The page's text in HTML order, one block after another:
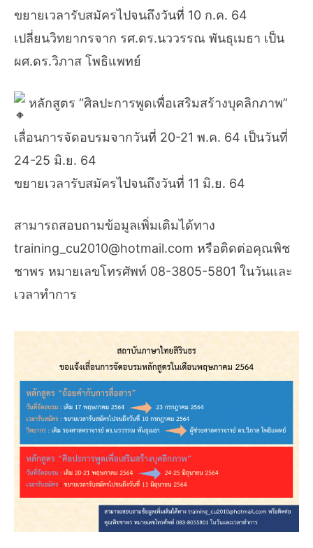
ขยายเวลารับสมัครไปจนถึงวันที่ 10 ก.ค. 64
เปลี่ยนวิทยากรจาก รศ.ดร.นววรรณ พันธุเมธา เป็น
ผศ.ดร.วิภาส โพธิแพทย์
หลักสูตร “ศิลปะการพูดเพื่อเสริมสร้างบุคลิกภาพ”
เลื่อนการจัดอบรมจากวันที่ 20-21 พ.ค. 64 เป็นวันที่
24-25 มิ.ย. 64
ขยายเวลารับสมัครไปจนถึงวันที่ 11 มิ.ย. 64
สามารถสอบถามข้อมูลเพิ่มเติมได้ทาง
training_cu2010@hotmail.com หรือติดต่อคุณพิช
ชาพร หมายเลขโทรศัพท์ 08-3805-5801 ในวันและ
เวลาทำการ